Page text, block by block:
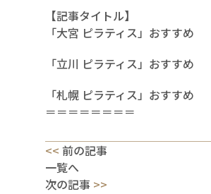
【記事タイトル】
「大宮 ピラティス」おすすめ
「立川 ピラティス」おすすめ
「札幌 ピラティス」おすすめ
＝＝＝＝＝＝＝＝
<< 前の記事
一覧へ
次の記事 >>